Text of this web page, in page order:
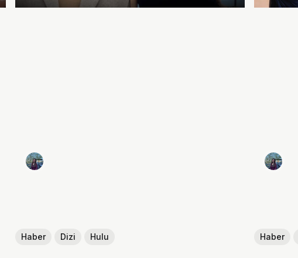
Haber Dizi Hulu Haber